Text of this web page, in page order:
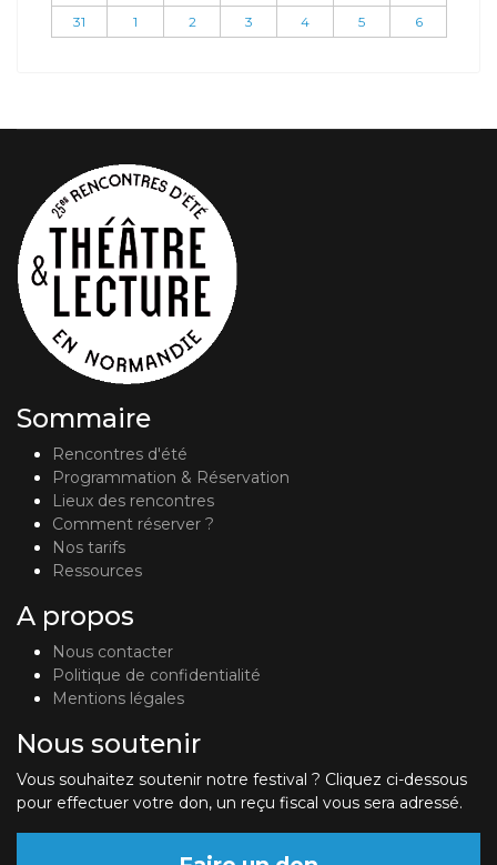
31
1 2 3 4 5 6
Sommaire
Rencontres d'été
Programmation & Réservation
Lieux des rencontres
Comment réserver ?
Nos tarifs
Ressources
A propos
Nous contacter
Politique de confidentialité
Mentions légales
Nous soutenir
Vous souhaitez soutenir notre festival ? Cliquez ci-dessous
pour effectuer votre don, un reçu fiscal vous sera adressé.